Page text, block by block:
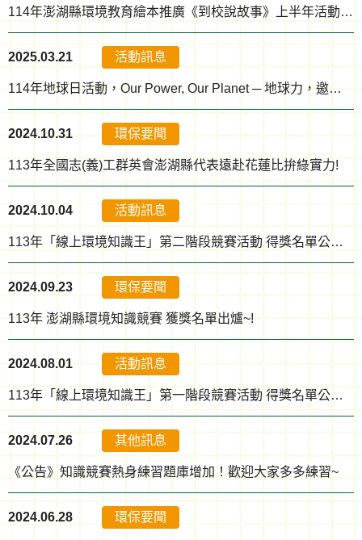
114年澎湖縣環境教育繪本推廣《到校說故事》上半年活動開始嚕~
2025.03.21 活動訊息
114年地球日活動，Our Power, Our Planet ─ 地球力，邀請您一起發掘不一樣的綠生活！(已報名額滿!感謝大家踴躍的報名!)
2024.10.31 環保要聞
113年全國志(義)工群英會澎湖縣代表遠赴花蓮比拚綠實力!
2024.10.04 活動訊息
113年「線上環境知識王」第二階段競賽活動 得獎名單公告！
2024.09.23 環保要聞
113年 澎湖縣環境知識競賽 獲獎名單出爐~!
2024.08.01 活動訊息
113年「線上環境知識王」第一階段競賽活動 得獎名單公告！
2024.07.26 其他訊息
《公告》知識競賽熱身練習題庫增加！歡迎大家多多練習~
2024.06.28 環保要聞